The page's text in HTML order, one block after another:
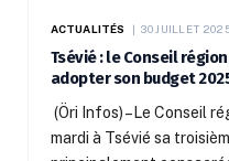
ACTUALITÉS 30 JUILLET
Tsévié : le Conseil
adopter son budget
(Öri Infos) –Le Conseil
mardi à Tsévié sa